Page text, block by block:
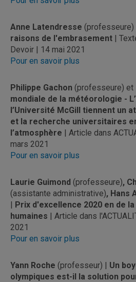
Anne Latendresse (professeure)
raisons de l'embrasement |
Devoir | 14 mai 2021
Pour en savoir plus
Philippe Gachon (professeure) et
mondiale de la météorologie -
l’Université McGill tiennent un
et la recherche universitaires
l’atmosphère | Article dans
mars 2021
Pour en savoir plus
Laurie Guimond (professeure),
(assistante administrative), Hans
| Prix d'excellence 2020 en de
humaines | Article dans
2021
Pour en savoir plus
Yann Roche (professeur) | Un
olympiques est-il la solution